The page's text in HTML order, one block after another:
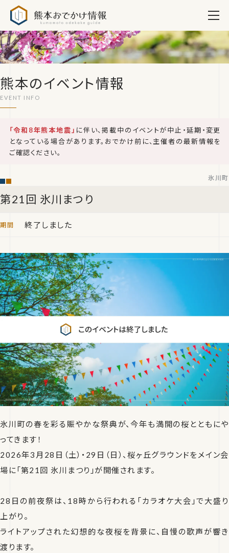
熊本のイベント情報
「令和8年熊本地震」 に伴い、掲載中のイベントが中止・延期・変更
となっている場合があります。おでかけ前に、主催者の最新情報を
ご確認ください。
第21回 氷川まつり
氷川町
終了しました
氷川町の春を彩る賑やかな祭典が、今年も満開の桜とともにや
ってきます！
2026年3月28日（土）・29日（日）、桜ヶ丘グラウンドをメイン会
場に「第21回 氷川まつり」が開催されます。
28日の前夜祭は、18時から行われる「カラオケ大会」で大盛り
上がり。
ライトアップされた幻想的な夜桜を背景に、自慢の歌声が響き
渡ります。